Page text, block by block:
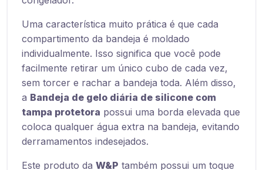
Uma característica muito prática é que cada
compartimento da bandeja é moldado
individualmente. Isso significa que você pode
facilmente retirar um único cubo de cada vez,
sem torcer e rachar a bandeja toda. Além disso,
a Bandeja de gelo diária de silicone com
tampa protetora possui uma borda elevada que
coloca qualquer água extra na bandeja, evitando
derramamentos indesejados.
Este produto da W&P também possui um toque